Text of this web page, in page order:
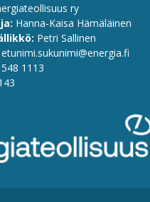
ry
Hanna-Kaisa Hämäläinen
Petri Sallinen
etunimi.sukunimi@energia.fi
1113